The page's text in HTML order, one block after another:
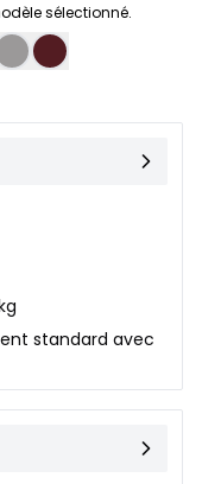
sélectionné.
standard avec